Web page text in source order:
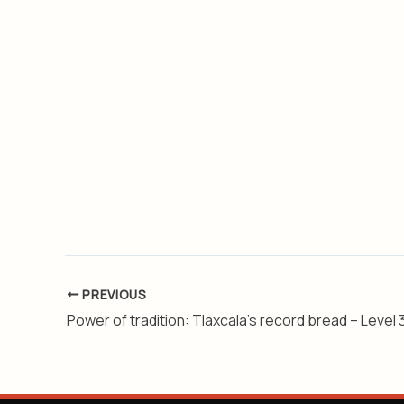
PREVIOUS
Power of tradition: Tlaxcala’s record bread ​ – Level